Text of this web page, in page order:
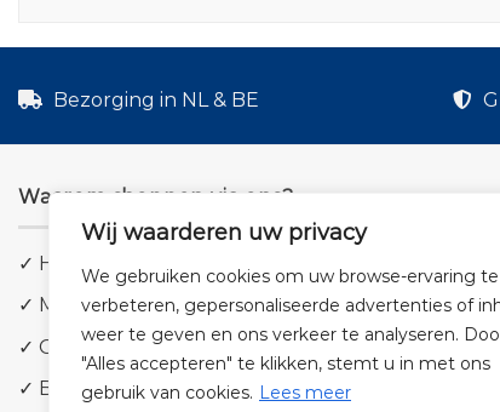
Wij waarderen uw privacy
We gebruiken cookies om uw browse-ervaring te
verbeteren, gepersonaliseerde advertenties of
weer te geven en ons verkeer te analyseren.
"Alles accepteren" te klikken, stemt u in met ons
gebruik van cookies. Lees meer
Bezorging in NL & BE
Waarom shoppen via ons?
✓ Hoge kwaliteit geluid
✓ Meer dan 5.000 producten
✓ Groot aanbod en lage prijzen
✓ Bezorging in NL & BE